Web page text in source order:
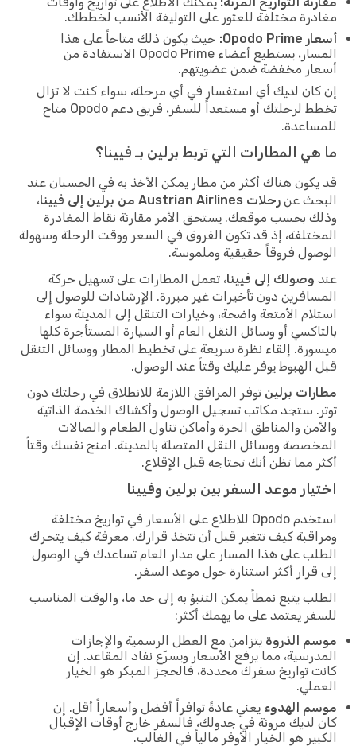
مغادرة مختلفة للعثور على التوليفة الأنسب لخططك.
أسعار Opodo Prime:
حيث يكون ذلك متاحاً على هذا
المسار، يستطيع أعضاء Opodo Prime الاستفادة من
أسعار مخفضة ضمن عضويتهم.
إن كان لديك أي استفسار في أي مرحلة، سواء كنت لا تزال
تخطط لرحلتك أو مستعداً للسفر، فريق دعم Opodo متاح
للمساعدة.
ما هي المطارات التي تربط برلين بـ فيينا؟
قد يكون هناك أكثر من مطار يمكن الأخذ به في الحسبان عند
البحث عن رحلات Austrian Airlines من برلين إلى فيينا
،
وذلك بحسب موقعك. يستحق الأمر مقارنة نقاط المغادرة
المختلفة، إذ قد تكون الفروق في السعر ووقت الرحلة وسهولة
الوصول فروقاً حقيقية وملموسة.
عند وصولك إلى فيينا، تعمل المطارات على تسهيل حركة
المسافرين دون تأخيرات غير مبررة. الإرشادات للوصول إلى
استلام الأمتعة واضحة، وخيارات التنقل إلى المدينة سواء
بالتاكسي أو وسائل النقل العام أو السيارة المستأجرة كلها
ميسورة. إلقاء نظرة سريعة على تخطيط المطار ووسائل التنقل
قبل الهبوط يوفر عليك وقتاً عند الوصول.
مطارات برلين توفر المرافق اللازمة للانطلاق في رحلتك دون
توتر. ستجد مكاتب تسجيل الوصول وأكشاك الخدمة الذاتية
والأمن والمناطق الحرة وأماكن تناول الطعام والصالات
المخصصة ووسائل النقل المتصلة بالمدينة. امنح نفسك وقتاً
أكثر مما تظن أنك تحتاجه قبل الإقلاع.
اختيار موعد السفر بين برلين وفيينا
استخدم Opodo للاطلاع على الأسعار في تواريخ مختلفة
ومراقبة كيف تتغير قبل أن تتخذ قرارك. معرفة كيف يتحرك
الطلب على هذا المسار على مدار العام تساعدك في الوصول
إلى قرار أكثر استنارة حول موعد السفر.
الطلب يتبع نمطاً يمكن التنبؤ به إلى حد ما، والوقت المناسب
للسفر يعتمد على ما يهمك أكثر:
موسم الذروة يتزامن مع العطل الرسمية والإجازات
المدرسية، مما يرفع الأسعار ويسرّع نفاد المقاعد. إن
كانت تواريخ سفرك محددة، فالحجز المبكر هو الخيار
العملي.
موسم الهدوء يعني عادةً توافراً أفضل وأسعاراً أقل. إن
كان لديك مرونة في جدولك، فالسفر خارج أوقات الإقبال
الكبير هو الخيار الأوفر مالياً في الغالب.